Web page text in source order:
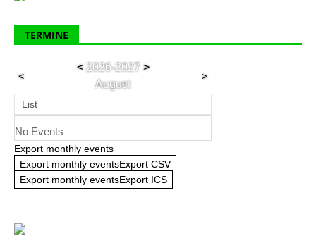
TERMINE
<
<2026-2027 >
August
>
List
No Events
Export monthly events
Export monthly eventsExport CSV
Export monthly eventsExport ICS